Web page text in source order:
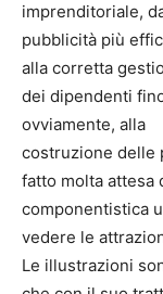
imprenditoriale,
pubblicità più
alla corretta
dei dipendenti
ovviamente, alla
costruzione delle
fatto molta attesa
componentistica
vedere le
Le illustrazioni